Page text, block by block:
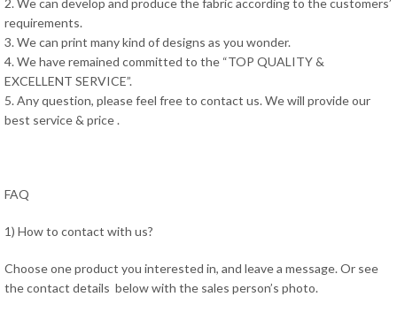
2. We can develop and produce the fabric according to the customers’
requirements.
3. We can print many kind of designs as you wonder.
4. We have remained committed to the “TOP QUALITY &
EXCELLENT SERVICE”.
5. Any question, please feel free to contact us. We will provide our
best service & price .
FAQ
1) How to contact with us?
Choose one product you interested in, and leave a message. Or see
the contact details below with the sales person’s photo.